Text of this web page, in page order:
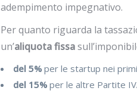
adempimento impegnativo.
Per quanto riguarda la
un’aliquota fissa
del 5% per le startup nei
del 15% per le altre Partite